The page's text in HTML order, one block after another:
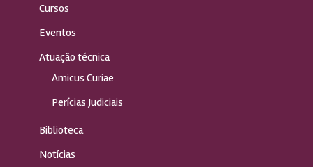
Cursos
Eventos
Atuação técnica
Amicus Curiae
Perícias Judiciais
Biblioteca
Notícias